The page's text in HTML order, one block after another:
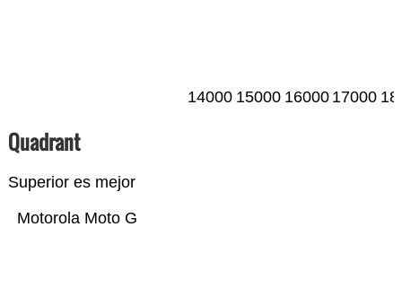
14000 15000 16000 17000
Quadrant
Superior es mejor
Motorola Moto G